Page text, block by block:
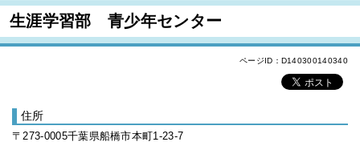
生涯学習部 青少年センター
ページID：D140300140340
住所
〒273-0005千葉県船橋市本町1-23-7